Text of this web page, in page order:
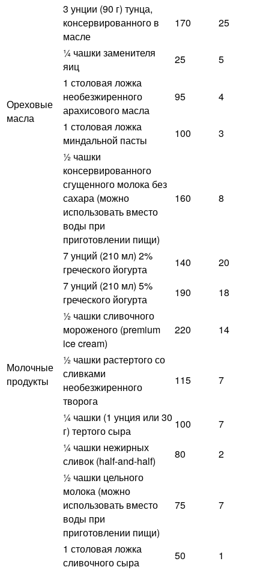
3 унции (90 г) тунца,
консервированного в
масле
170 25
¼ чашки заменителя
яиц
25 5
Ореховые
масла
1 столовая ложка
необезжиренного
арахисового масла
95 4
1 столовая ложка
миндальной пасты
100 3
Молочные
продукты
½ чашки
консервированного
сгущенного молока без
сахара (можно
использовать вместо
воды при
приготовлении пищи)
160 8
7 унций (210 мл) 2%
греческого йогурта
140
20
7 унций (210 мл) 5%
греческого йогурта
190
18
½ чашки сливочного
мороженого (premium
ice cream)
220 14
½ чашки растертого со
сливками
необезжиренного
творога
115 7
¼ чашки (1 унция или 30
г) тертого сыра
100
7
¼ чашки нежирных
сливок (half-and-half)
80
2
½ чашки цельного
молока (можно
использовать вместо
воды при
приготовлении пищи)
75 7
1 столовая ложка
сливочного сыра
50
1